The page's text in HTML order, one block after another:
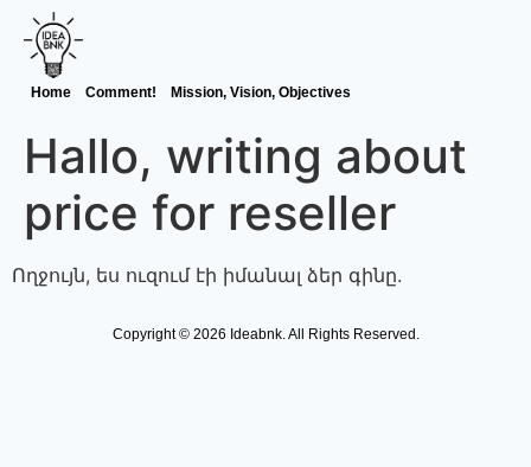
Home Comment! Mission, Vision, Objectives
Hallo, writing about
price for reseller
Ողջույն, ես ուզում էի իմանալ ձեր գինը.
Copyright © 2026 Ideabnk. All Rights Reserved.